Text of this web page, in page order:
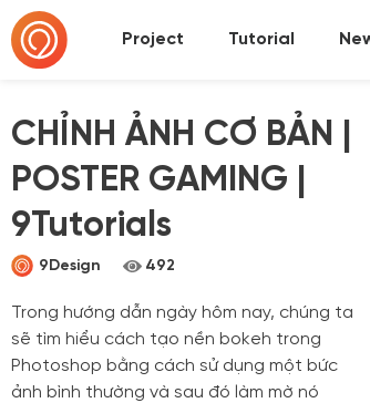
Project Tutorial
CHỈNH ẢNH CƠ BẢN |
POSTER GAMING |
9Tutorials
9Design 492
Trong hướng dẫn ngày hôm nay, chúng ta
sẽ tìm hiểu cách tạo nền bokeh trong
Photoshop bằng cách sử dụng một bức
ảnh bình thường và sau đó làm mờ nó